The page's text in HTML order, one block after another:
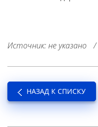
Источник: не указано /
НАЗАД К СПИСКУ